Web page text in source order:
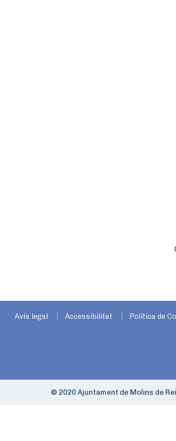
Avís legal Accessibilitat Política de
© 2020 Ajuntament de Molins de Rei